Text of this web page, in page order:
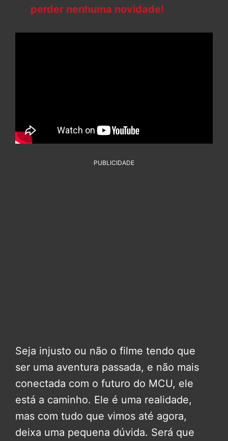
perder nenhuma novidade!
PUBLICIDADE
Seja injusto ou não o filme tendo que
ser uma aventura passada, e não mais
conectada com o futuro do MCU, ele
está a caminho. Ele é uma realidade,
mas com tudo que vimos até agora,
deixa uma pequena dúvida. Será que